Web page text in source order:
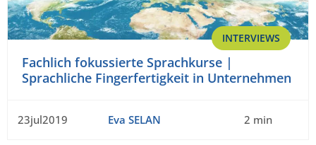
INTERVIEWS
Fachlich fokussierte Sprachkurse |
Sprachliche Fingerfertigkeit in Unternehmen
23jul2019 Eva SELAN 2 min